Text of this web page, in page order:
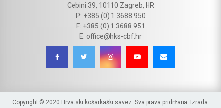
Cebini 39, 10110 Zagreb, HR
P: +385 (0) 1 3688 950
F: +385 (0) 1 3688 951
E: office@hks-cbf.hr
Copyright © 2020 Hrvatski košarkaški savez. Sva prava pridržana. Izrada: